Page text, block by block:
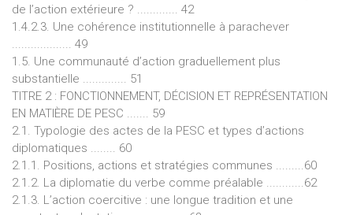
de l’action extérieure ? ............. 42
1.4.2.3. Une cohérence institutionnelle à parachever
................... 49
1.5. Une communauté d’action graduellement plus
substantielle .............. 51
TITRE 2 : FONCTIONNEMENT, DÉCISION ET REPRÉSENTATION
EN MATIÈRE DE PESC ....... 59
2.1. Typologie des actes de la PESC et types d’actions
diplomatiques ........ 60
2.1.1. Positions, actions et stratégies communes .........60
2.1.2. La diplomatie du verbe comme préalable ............62
2.1.3. L’action coercitive : une longue tradition et une